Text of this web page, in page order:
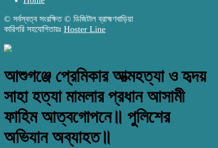
© সর্বস্বত্ব সংরক্ষিত © ডিজিটাল ব্রাহ্মণবাড়িয়া
কারিগরি সহযোগিতায়ঃ Hoster Line
আশুগঞ্জে প্রেমিকার আত্মহত্যা ও হৃদয়
সাহা হত্যা মামলার প্রধান আসামী
ফাহিম আত্বগোপনে॥ পুলিশের
অভিযান অব্যাহত॥